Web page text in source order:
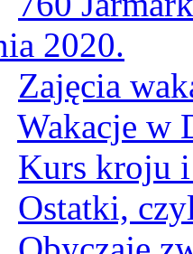
2020.
Zajęcia
Wakacje w
Kurs kroju i
Ostatki,